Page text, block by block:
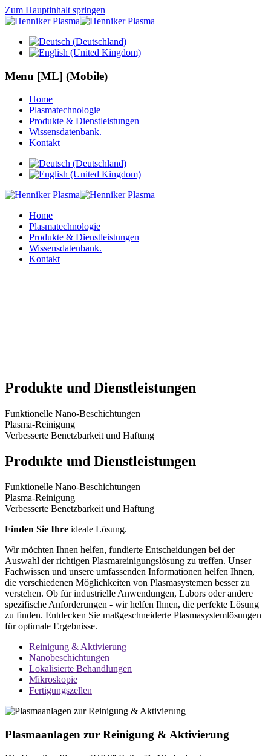
Zum Hauptinhalt springen
Menu [ML] (Mobile)
Home
Plasmatechnologie
Produkte & Dienstleistungen
Wissensdatenbank.
Kontakt
Home
Plasmatechnologie
Produkte & Dienstleistungen
Wissensdatenbank.
Kontakt
Produkte und Dienstleistungen
Funktionelle Nano-Beschichtungen
Plasma-Reinigung
Verbesserte Benetzbarkeit und Haftung
Produkte und Dienstleistungen
Funktionelle Nano-Beschichtungen
Plasma-Reinigung
Verbesserte Benetzbarkeit und Haftung
Finden Sie Ihre ideale Lösung.
Wir möchten Ihnen helfen, fundierte Entscheidungen bei der
Auswahl der richtigen Plasmareinigungslösung zu treffen. Unser
Fachwissen und unsere umfassenden Informationen helfen Ihnen,
die verschiedenen Möglichkeiten von Plasmasystemen besser zu
verstehen. Ob für industrielle Anwendungen, Labors oder andere
spezifische Anforderungen - wir helfen Ihnen, die perfekte Lösung
zu finden. Entdecken Sie maßgeschneiderte Plasmasystemlösungen
für optimale Ergebnisse.
Reinigung & Aktivierung
Nanobeschichtungen
Lokalisierte Behandlungen
Mikroskopie
Fertigungszellen
Plasmaanlagen zur Reinigung & Aktivierung